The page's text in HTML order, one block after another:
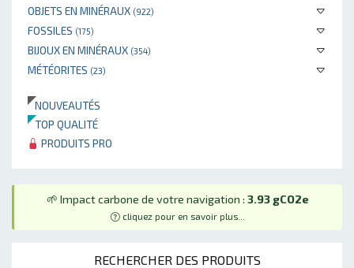
OBJETS EN MINÉRAUX (922)
FOSSILES (175)
BIJOUX EN MINÉRAUX (354)
MÉTÉORITES (23)
NOUVEAUTÉS
TOP QUALITÉ
PRODUITS PRO
🌱 Impact carbone de votre navigation : 3.93 gCO2e
cliquez pour en savoir plus...
RECHERCHER DES PRODUITS